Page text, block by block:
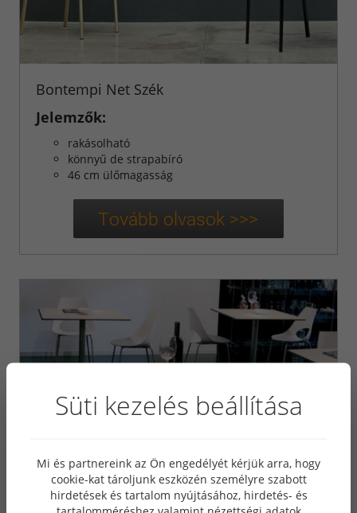
Bontempi Net Szék
Jelemzők:
rakásolható
könnyű de strapabíró
46 cm ülőmagasság
Süti kezelés beállítása
Mi és partnereink az Ön engedélyét kérjük arra, hogy
cookie-kat tároljunk eszközén személyre szabott
hirdetések és tartalom nyújtásához, hirdetés- és